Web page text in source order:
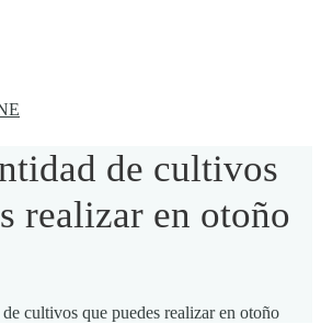
de cultivos
realizar en otoño
cultivos que puedes realizar en otoño